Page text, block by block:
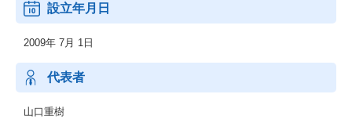
た当社グループの歴史。そして世界有数のグローバルファームで
＊コンサルタントの90％がキャリア人材、事業会社出身者が51％
ということも大きな特徴です。
＊事実、既存顧客における取引の継続率は85％以上。他社様への
ご推奨意向があるとお答えくださるお客様は80％と評価をいただ
いています。
設立年月日
2009年 7月 1日
代表者
山口重樹